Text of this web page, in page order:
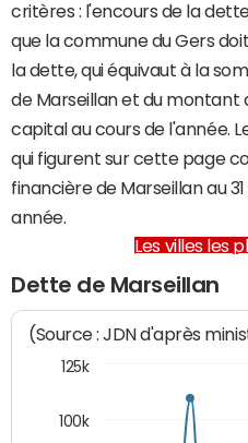
critères : l'encours de la
que la commune du Gers
la dette, qui équivaut à la
de Marseillan et du montant
capital au cours de l'année.
qui figurent sur cette page
financière de Marseillan au
année.
Les villes les
Dette de Marseillan
(Source : JDN d'après
100k
125k